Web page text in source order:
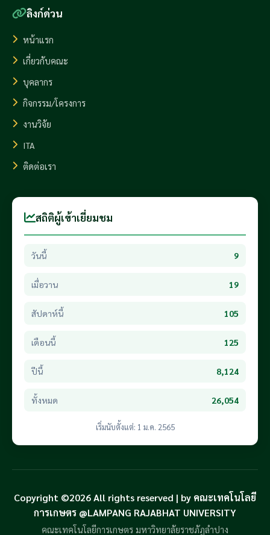
ลิงก์ด่วน
หน้าแรก
เกี่ยวกับคณะ
บุคลากร
กิจกรรม/โครงการ
งานวิจัย
ITA
ติดต่อเรา
สถิติผู้เข้าเยี่ยมชม
วันนี้ 9
เมื่อวาน 19
สัปดาห์นี้ 105
เดือนนี้ 125
ปีนี้ 8,124
ทั้งหมด 26,054
เริ่มนับตั้งแต่: 1 ม.ค. 2565
Copyright ©2026 All rights reserved | by คณะเทคโนโลยี
การเกษตร @LAMPANG RAJABHAT UNIVERSITY
คณะเทคโนโลยีการเกษตร มหาวิทยาลัยราชภัฏลำปาง